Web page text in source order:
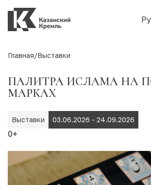
Главная/Выставки
ПАЛИТРА ИСЛАМА НА
МАРКАХ
Выставки 03.06.2026 - 24.09.2026
0+